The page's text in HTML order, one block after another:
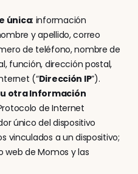
única: información
y apellido, correo
de teléfono, nombre de
función, dirección postal,
(“Dirección IP”).
otra Información
de Internet
único del dispositivo
vinculados a un dispositivo;
web de Momos y las